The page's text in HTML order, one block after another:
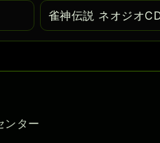
雀神伝説 ネオジオ
ター